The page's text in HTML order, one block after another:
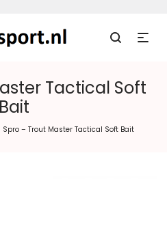
Tactical Soft
Bait
Spro – Trout Master Tactical Soft Bait